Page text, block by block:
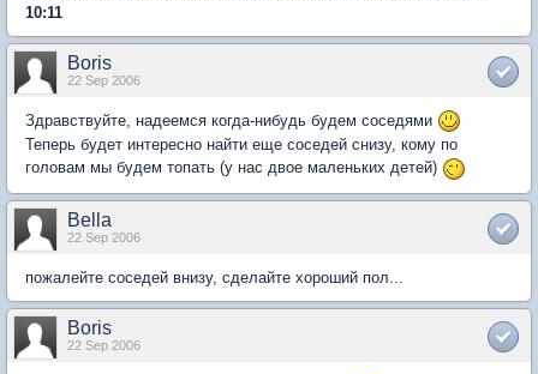
10:11
Boris
22 Sep 2006
Здравствуйте, надеемся когда-нибудь будем соседями
Теперь будет интересно найти еще соседей снизу, кому по
головам мы будем топать (у нас двое маленьких детей)
Bella
22 Sep 2006
пожалейте соседей внизу, сделайте хороший пол...
Boris
22 Sep 2006